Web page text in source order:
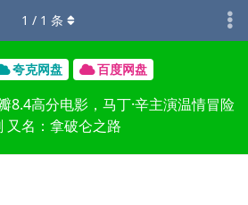
夸克网盘 百度网盘
8.4高分电影，马丁·辛主演温情冒险
又名：拿破仑之路
1 / 1 条